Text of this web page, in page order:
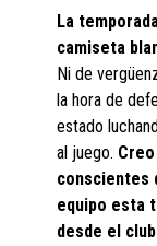
La
camiseta
Ni de
la hora de
estado
al juego.
conscientes
equipo esta
desde el